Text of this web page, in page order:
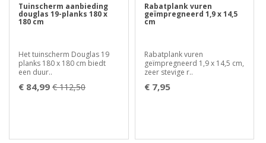
Tuinscherm aanbieding
douglas 19-planks 180 x
180 cm
Het tuinscherm Douglas 19
planks 180 x 180 cm biedt
een duur..
€ 84,99 € 112,50
Rabatplank vuren
geïmpregneerd 1,9 x 14,5
cm
Rabatplank vuren
geïmpregneerd 1,9 x 14,5 cm,
zeer stevige r..
€ 7,95